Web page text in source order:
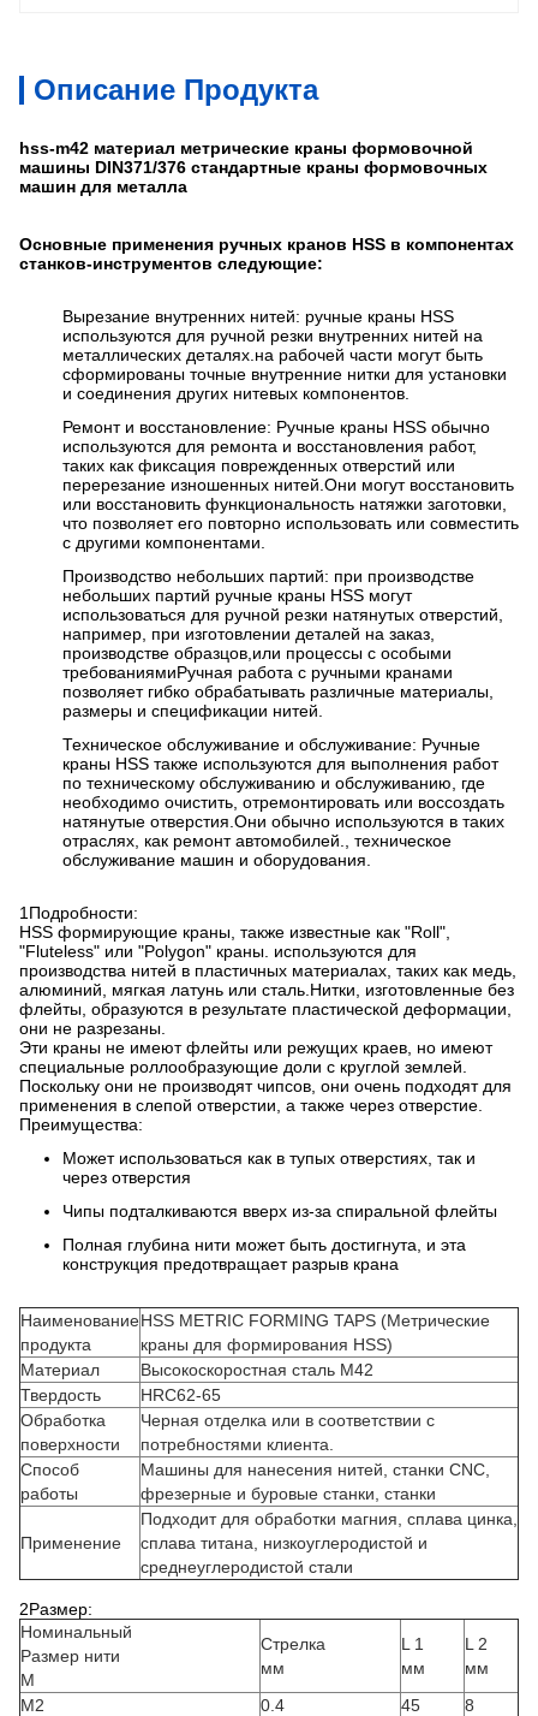
Описание Продукта
hss-m42 материал метрические краны формовочной
машины DIN371/376 стандартные краны формовочных
машин для металла
Основные применения ручных кранов HSS в компонентах
станков-инструментов следующие:
Вырезание внутренних нитей: ручные краны HSS
используются для ручной резки внутренних нитей на
металлических деталях.на рабочей части могут быть
сформированы точные внутренние нитки для установки
и соединения других нитевых компонентов.
Ремонт и восстановление: Ручные краны HSS обычно
используются для ремонта и восстановления работ,
таких как фиксация поврежденных отверстий или
перерезание изношенных нитей.Они могут восстановить
или восстановить функциональность натяжки заготовки,
что позволяет его повторно использовать или совместить
с другими компонентами.
Производство небольших партий: при производстве
небольших партий ручные краны HSS могут
использоваться для ручной резки натянутых отверстий,
например, при изготовлении деталей на заказ,
производстве образцов,или процессы с особыми
требованиямиРучная работа с ручными кранами
позволяет гибко обрабатывать различные материалы,
размеры и спецификации нитей.
Техническое обслуживание и обслуживание: Ручные
краны HSS также используются для выполнения работ
по техническому обслуживанию и обслуживанию, где
необходимо очистить, отремонтировать или воссоздать
натянутые отверстия.Они обычно используются в таких
отраслях, как ремонт автомобилей., техническое
обслуживание машин и оборудования.
1Подробности:
HSS формирующие краны, также известные как "Roll",
"Fluteless" или "Polygon" краны. используются для
производства нитей в пластичных материалах, таких как медь,
алюминий, мягкая латунь или сталь.Нитки, изготовленные без
флейты, образуются в результате пластической деформации,
они не разрезаны.
Эти краны не имеют флейты или режущих краев, но имеют
специальные роллообразующие доли с круглой землей.
Поскольку они не производят чипсов, они очень подходят для
применения в слепой отверстии, а также через отверстие.
Преимущества:
Может использоваться как в тупых отверстиях, так и
через отверстия
Чипы подталкиваются вверх из-за спиральной флейты
Полная глубина нити может быть достигнута, и эта
конструкция предотвращает разрыв крана
Наименование
продукта
HSS METRIC FORMING TAPS (Метрические
краны для формирования HSS)
Материал
Высокоскоростная сталь M42
Твердость
HRC62-65
Обработка
поверхности
Черная отделка или в соответствии с
потребностями клиента.
Способ
работы
Машины для нанесения нитей, станки CNC,
фрезерные и буровые станки, станки
Применение
Подходит для обработки магния, сплава цинка,
сплава титана, низкоуглеродистой и
среднеуглеродистой стали
2Размер:
Номинальный
Размер нити
М
Стрелка
мм
L 1
мм
L 2
мм
M2
0.4 45 8